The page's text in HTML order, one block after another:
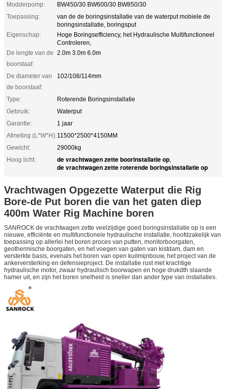
Modderpomp:
BW450/30 BW600/30 BW850/30
Toepassing:
van de de boringsinstallatie van de waterput mobiele de
boringsinstallatie, boringsput
Eigenschap:
Hoge Boringsefficiency, het Hydraulische Multifunctioneel
Controleren,
De lengte van de
boorstaaf:
2.0m 3.0m 6.0m
De diameter van
de boorstaaf:
102/108/114mm
Type:
Roterende Boringsinstallatie
Gebruik:
Waterput
Garantie:
1 jaar
Afmeting (L*W*H):11500*2500*4150MM
Gewicht:
29000kg
Hoog licht:
de vrachtwagen zette boorinstallatie op,
de vrachtwagen zette roterende boringsinstallatie op
Vrachtwagen Opgezette Waterput die Rig
Bore-de Put boren die van het gaten diep
400m Water Rig Machine boren
SANROCK de vrachtwagen zette veelzijdige goed boringsinstallatie op is een
nieuwe, efficiënte en multifunctionele hydraulische installatie, hoofdzakelijk van
toepassing op allerlei het boren proces van putten, monitorboorgaten,
geothermische boorgaten, en het voegen van gaten van kistdam, dam en
versterkte basis, evenals het boren van open kuilmijnbouw, het project van de
ankerversterking en defensieproject. De installatie rust met krachtige
hydraulische motor, zwaar hydraulisch boorwapen en hoge drukdth slaande
hamer uit, en zijn het boren snelheid is sneller dan ander type van installaties.